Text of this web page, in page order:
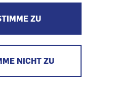
ZU
NICHT ZU
aber nach weniger als
„Plus | Minus“-Seite
für ihr
Pranger zu stellen,
sich vorzeitig